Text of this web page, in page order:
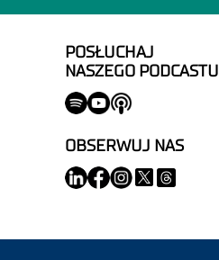
POSŁUCHAJ
NASZEGO PODCASTU
OBSERWUJ NAS